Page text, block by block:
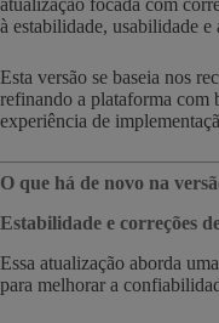
atualização focada com
à estabilidade, usabilidade e
Esta versão se baseia nos
refinando a plataforma com
experiência de
O que há de novo na
Estabilidade e correções
Essa atualização aborda
para melhorar a